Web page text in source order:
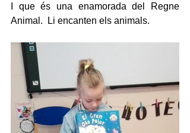
I que és una enamorada del Regne
Animal.  Li encanten els animals.